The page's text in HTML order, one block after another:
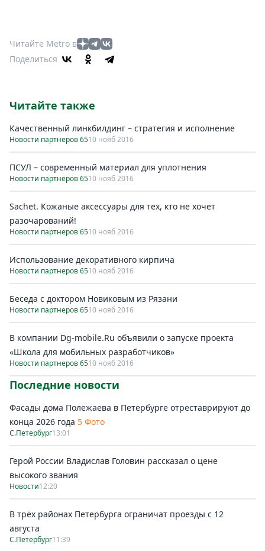
Читайте Metro в
Поделиться
Читайте также
Качественный линкбилдинг – стратегия и исполнение
Новости партнеров 6510 нояб 2016
ПСУЛ – современный материал для уплотнения
Новости партнеров 6510 нояб 2016
Sachet. Кожаные аксессуары для тех, кто не хочет
разочарований!
Новости партнеров 6510 нояб 2016
Использование декоративного кирпича
Новости партнеров 6510 нояб 2016
Беседа с доктором Новиковым из Рязани
Новости партнеров 6510 нояб 2016
В компании Dg-mobile.Ru объявили о запуске проекта
«Школа для мобильных разработчиков»
Новости партнеров 6510 нояб 2016
Последние новости
Фасады дома Полежаева в Петербурге отреставрируют до
конца 2026 года 5 Фото
С.Петербург13:01
Герой России Владислав Головин рассказал о цене
высокого звания
Новости12:20
В трёх районах Петербурга ограничат проезды с 12
августа
С.Петербург11:39